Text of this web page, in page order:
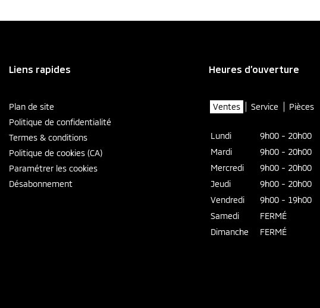
Liens rapides
Plan de site
Politique de confidentialité
Termes & conditions
Politique de cookies (CA)
Paramétrer les cookies
Désabonnement
Heures d’ouverture
Ventes Service Pièces
Lundi
9h00 - 20h00
Mardi
9h00 - 20h00
Mercredi
9h00 - 20h00
Jeudi
9h00 - 20h00
Vendredi
9h00 - 19h00
Samedi
FERMÉ
Dimanche
FERMÉ